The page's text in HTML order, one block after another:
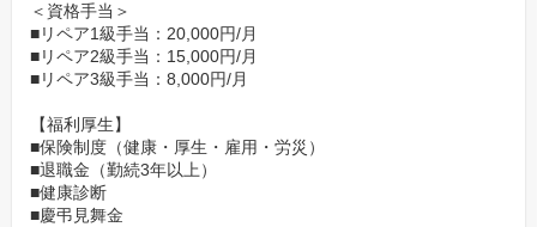
＜資格手当＞
■リペア1級手当：20,000円/月
■リペア2級手当：15,000円/月
■リペア3級手当：8,000円/月
【福利厚生】
■保険制度（健康・厚生・雇用・労災）
■退職金（勤続3年以上）
■健康診断
■慶弔見舞金